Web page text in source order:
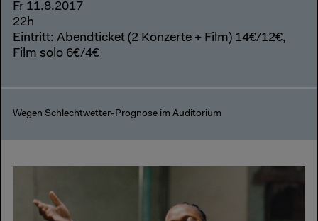
Fr 11.8.2017
22h
Eintritt: Abendticket (2 Konzerte + Film) 14€/12€,
Film solo 6€/4€
Wegen Schlechtwetter-Prognose im Auditorium